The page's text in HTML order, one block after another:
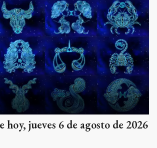
hoy, jueves 6 de agosto de 2026